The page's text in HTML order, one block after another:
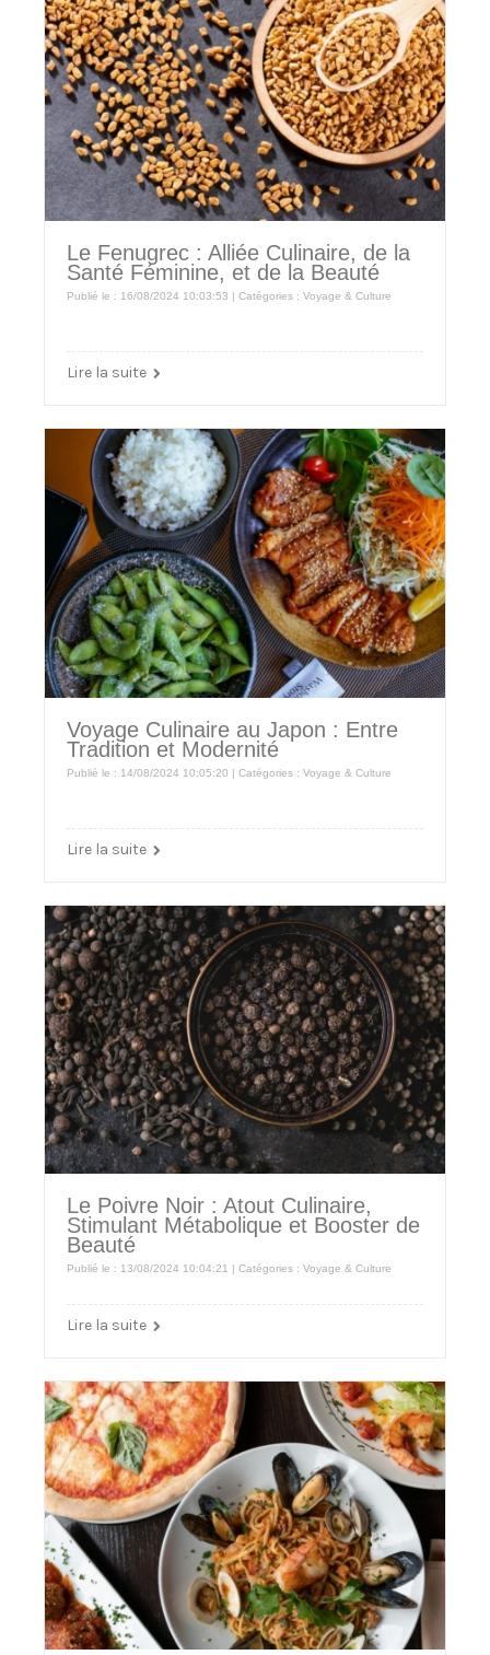
Le Fenugrec : Alliée Culinaire, de la
Santé Féminine, et de la Beauté
Publié le : 16/08/2024 10:03:53 | Catégories : Voyage & Culture
Lire la suite
Voyage Culinaire au Japon : Entre
Tradition et Modernité
Publié le : 14/08/2024 10:05:20 | Catégories : Voyage & Culture
Lire la suite
Le Poivre Noir : Atout Culinaire,
Stimulant Métabolique et Booster de
Beauté
Publié le : 13/08/2024 10:04:21 | Catégories : Voyage & Culture
Lire la suite